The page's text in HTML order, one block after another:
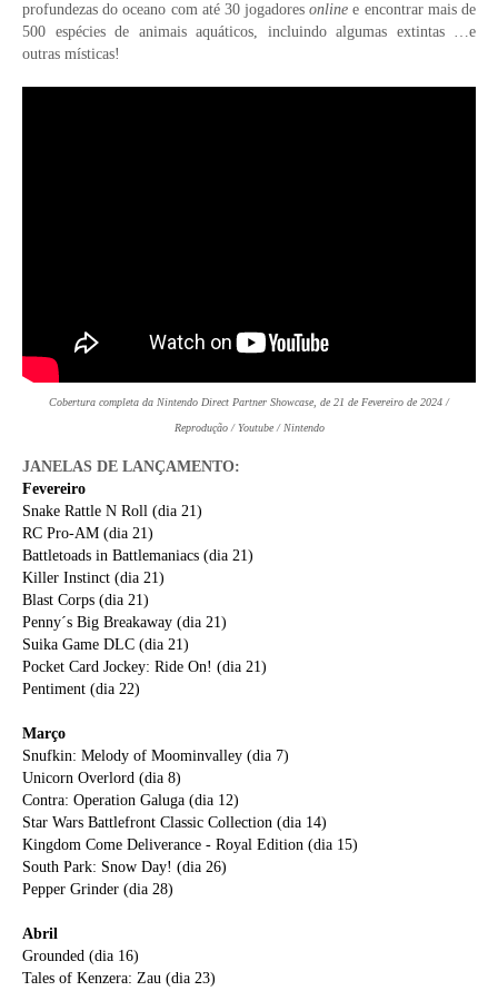
profundezas do oceano com até 30 jogadoresonline e encontrar mais de
500 espécies de animais aquáticos, incluindo algumas extintas …e
outras místicas!
Cobertura completa da Nintendo Direct Partner Showcase, de 21 de Fevereiro de 2024 /
Reprodução / Youtube / Nintendo
JANELAS DE LANÇAMENTO:
Fevereiro
Snake Rattle N Roll (dia 21)
RC Pro-AM (dia 21)
Battletoads in Battlemaniacs (dia 21)
Killer Instinct (dia 21)
Blast Corps (dia 21)
Penny´s Big Breakaway (dia 21)
Suika Game DLC (dia 21)
Pocket Card Jockey: Ride On! (dia 21)
Pentiment (dia 22)
Março
Snufkin: Melody of Moominvalley (dia 7)
Unicorn Overlord (dia 8)
Contra: Operation Galuga (dia 12)
Star Wars Battlefront Classic Collection (dia 14)
Kingdom Come Deliverance - Royal Edition (dia 15)
South Park: Snow Day! (dia 26)
Pepper Grinder (dia 28)
Abril
Grounded (dia 16)
Tales of Kenzera: Zau (dia 23)